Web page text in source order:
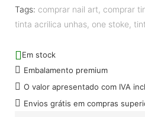
Tags: comprar nail art, comprar
tinta acrilica unhas, one stoke,
Em stock
Embalamento premium
O valor apresentado com IVA
Envios grátis em compras